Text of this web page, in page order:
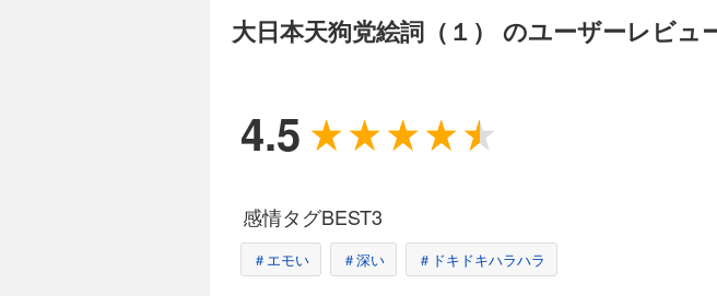
大日本天狗党絵詞（１） のユーザーレビュ
4.5
感情タグBEST3
＃エモい ＃深い ＃ドキドキハラハラ